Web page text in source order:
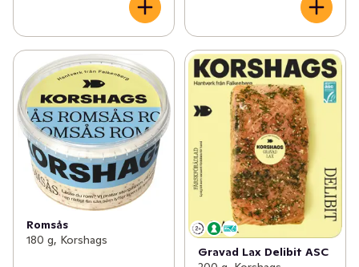
Romsås
180 g, Korshags
Gravad Lax Delibit ASC